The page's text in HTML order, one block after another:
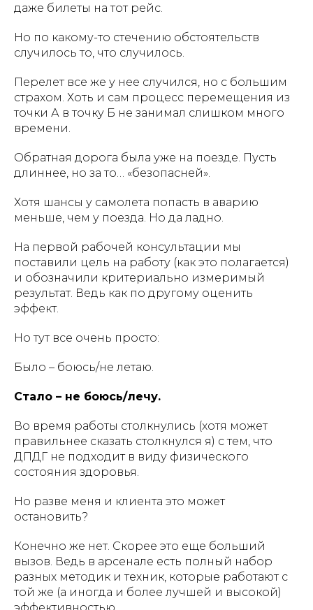
даже билеты на тот рейс.
Но по какому-то стечению обстоятельств
случилось то, что случилось.
Перелет все же у нее случился, но с большим
страхом. Хоть и сам процесс перемещения из
точки А в точку Б не занимал слишком много
времени.
Обратная дорога была уже на поезде. Пусть
длиннее, но за то… «безопасней».
Хотя шансы у самолета попасть в аварию
меньше, чем у поезда. Но да ладно.
На первой рабочей консультации мы
поставили цель на работу (как это полагается)
и обозначили критериально измеримый
результат. Ведь как по другому оценить
эффект.
Но тут все очень просто:
Было – боюсь/не летаю.
Стало – не боюсь/лечу.
Во время работы столкнулись (хотя может
правильнее сказать столкнулся я) с тем, что
ДПДГ не подходит в виду физического
состояния здоровья.
Но разве меня и клиента это может
остановить?
Конечно же нет. Скорее это еще больший
вызов. Ведь в арсенале есть полный набор
разных методик и техник, которые работают с
той же (а иногда и более лучшей и высокой)